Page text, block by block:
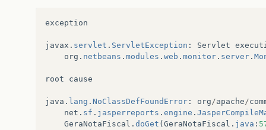
exception
javax . servlet . ServletException : Servlet
org . netbeans . modules . web . monitor . server .
root cause
java . lang . NoClassDefFoundError : org/apache/
net . sf . jasperreports . engine .
GeraNotaFiscal . doGet ( GeraNotaFiscal . java :